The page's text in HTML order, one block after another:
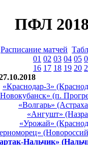
ПФЛ
Расписание матчей
01 02 03 04 05
16 17 18 19 20
«Краснодар-3»
(п.
«Волгарь»
«Ангушт»
«Урожай»
Нальчик»